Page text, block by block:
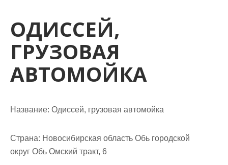
ОДИССЕЙ,
ГРУЗОВАЯ
АВТОМОЙКА
Название: Одиссей, грузовая автомойка
Страна: Новосибирская область Обь городской
округ Обь Омский тракт, 6